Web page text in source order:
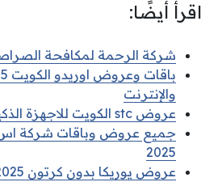
اقرأ أيضًا:
شركة الرحمة لمكافحة
والإنترنت
عروض stc الكويت للاجهزة الذكية أقساط 2025
2025
عروض يوريكا بدون كرتون 2025 بأرخص الأسعار